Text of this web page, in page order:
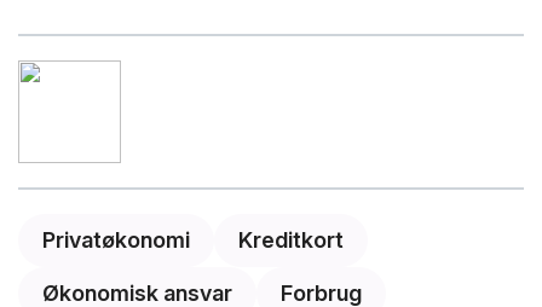
Privatøkonomi Kreditkort
Økonomisk ansvar Forbrug